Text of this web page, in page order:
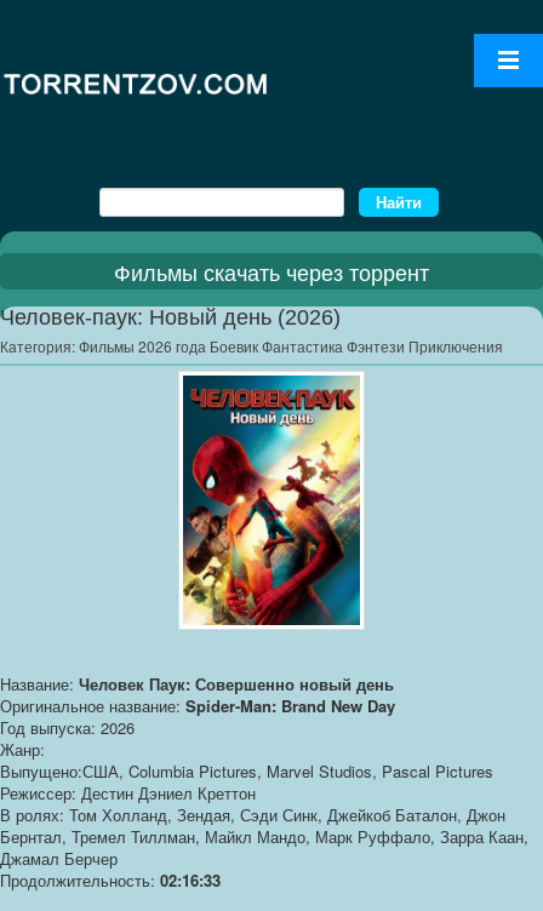
Фильмы скачать через торрент
Человек-паук: Новый день (2026)
Категория:Фильмы 2026 года Боевик Фантастика Фэнтези Приключения
Название: Человек Паук: Совершенно новый день
Оригинальное название: Spider-Man: Brand New Day
Год выпуска: 2026
Жанр:
Выпущено:США, Columbia Pictures, Marvel Studios, Pascal Pictures
Режиссер: Дестин Дэниел Креттон
В ролях: Том Холланд, Зендая, Сэди Синк, Джейкоб Баталон, Джон
Бернтал, Тремел Тиллман, Майкл Мандо, Марк Руффало, Зарра Каан,
Джамал Берчер
Продолжительность: 02:16:33